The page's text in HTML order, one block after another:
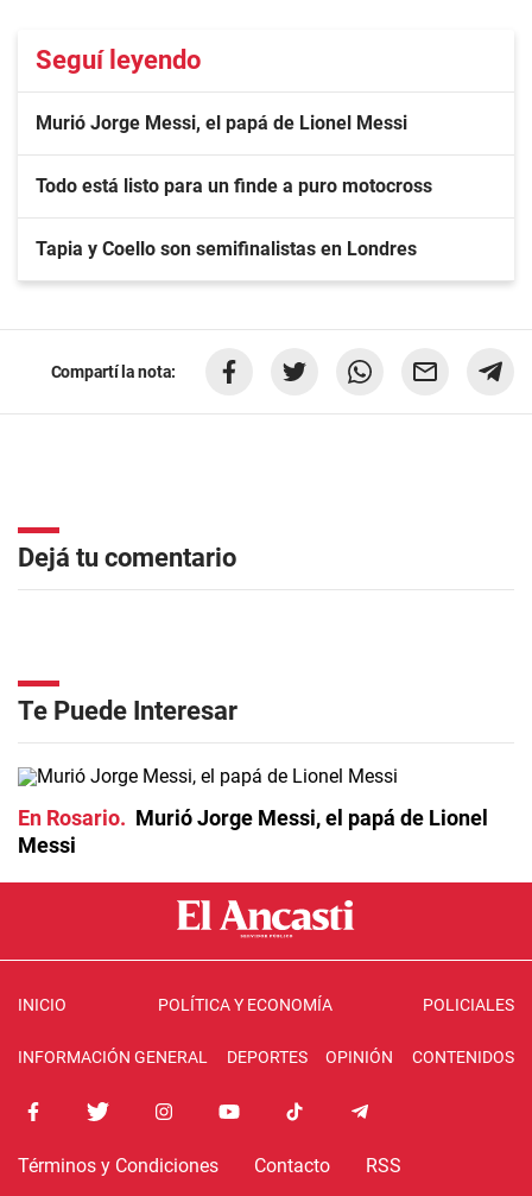
Seguí leyendo
Murió Jorge Messi, el papá de Lionel Messi
Todo está listo para un finde a puro motocross
Tapia y Coello son semifinalistas en Londres
Compartí la nota:
Dejá tu comentario
Te Puede Interesar
En Rosario
Murió Jorge Messi, el papá de Lionel
Messi
INICIO POLÍTICA Y ECONOMÍA POLICIALES
INFORMACIÓN GENERAL DEPORTES OPINIÓN CONTENIDOS
Términos y Condiciones Contacto RSS